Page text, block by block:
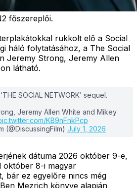
főszereplői.
rukkolt elő a Social
háló folytatásához, a The Social
Jeremy Strong, Jeremy Allen
látható.
SOCIAL NETWORK’ sequel.
Jeremy Allen White and Mikey
KB9nFnkPcp
(@DiscussingFilm) July 1, 2026
dátuma 2026 október 9-e,
október 8-i magyar
bár ez egyelőre nincs még
Mezrich könyve alapján